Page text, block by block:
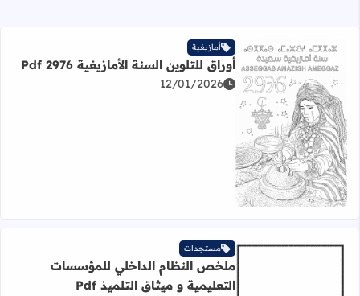
اقرأ المزيد عن أوراق للتلوين السنة الأمازيغية 2976 Pdf
أمازيغية
أوراق للتلوين السنة الأمازيغية 2976 Pdf
12/01/2026
مستجدات
ملخص النظام الداخلي للمؤسسات
التعليمية و ميثاق التلميذ Pdf